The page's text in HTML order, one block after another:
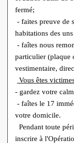
fermé;
- faites preuve de
habitations des
- faîtes nous
particulier (plaque
vestimentaire,
Vous êtes
- gardez votre
- faîtes le 17
votre domicile.
Pendant toute
inscrire à